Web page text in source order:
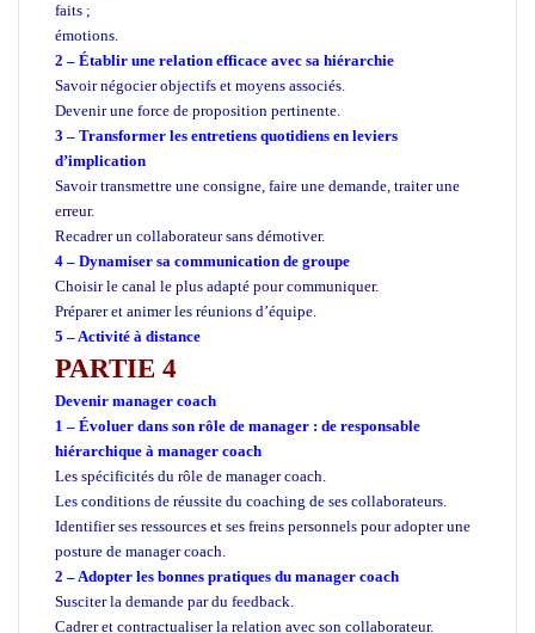
faits ;
émotions.
2 – Établir une relation efficace avec sa hiérarchie
Savoir négocier objectifs et moyens associés.
Devenir une force de proposition pertinente.
3 – Transformer les entretiens quotidiens en leviers
d’implication
Savoir transmettre une consigne, faire une demande, traiter une
erreur.
Recadrer un collaborateur sans démotiver.
4 – Dynamiser sa communication de groupe
Choisir le canal le plus adapté pour communiquer.
Préparer et animer les réunions d’équipe.
5 – Activité à distance
PARTIE 4
Devenir manager coach
1 – Évoluer dans son rôle de manager : de responsable
hiérarchique à manager coach
Les spécificités du rôle de manager coach.
Les conditions de réussite du coaching de ses collaborateurs.
Identifier ses ressources et ses freins personnels pour adopter une
posture de manager coach.
2 – Adopter les bonnes pratiques du manager coach
Susciter la demande par du feedback.
Cadrer et contractualiser la relation avec son collaborateur.